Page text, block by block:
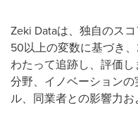
Zeki Dataは、独自のス
50以上の変数に基づき
わたって追跡し、評価
分野、イノベーション
ル、同業者との影響力お